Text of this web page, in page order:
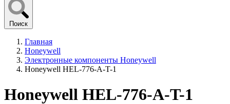
Поиск
Главная
Honeywell
Электронные компоненты Honeywell
Honeywell HEL-776-A-T-1
Honeywell HEL-776-A-T-1